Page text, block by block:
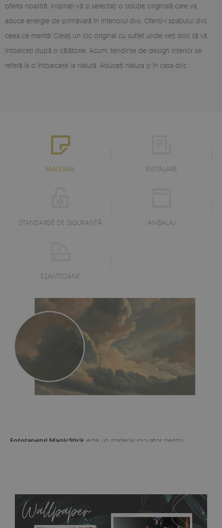
oferta noastră. Inspirați-vă și selectați o soluție originală care va
aduce energie de primăvară în interiorul dvs. Oferiți-i spațiului dvs.
ceea ce merită! Creați un loc original cu suflet unde veți dori să vă
întoarceți după o călătorie. Acum, tendințe de design interior se
referă la o întoarcere la natură. Aduceți natura și în casa dvs.
MATERIAŁ INSTALARE
STANDARDE DE SIGURANȚĂ AMBALAJ
EŞANTIOANE
Fototapetul MagicStick este un material inovator pentru
acrilică și latex. Este ușor de îndepărtat și lipit în orice loc, iar
montarea în sine nu durează mai mult de 30-60 de minute.
Fototapetul din material MagicStick poate decora orice